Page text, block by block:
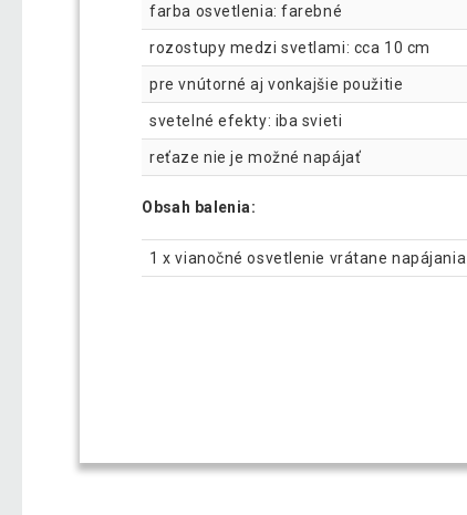
farba osvetlenia: farebné
rozostupy medzi svetlami: cca 10 cm
pre vnútorné aj vonkajšie použitie
svetelné efekty: iba svieti
reťaze nie je možné napájať
Obsah balenia:
1 x vianočné osvetlenie vrátane napájania